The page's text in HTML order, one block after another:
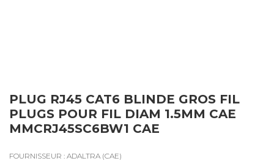
PLUG RJ45 CAT6 BLINDE GROS FIL
PLUGS POUR FIL DIAM 1.5MM CAE
MMCRJ45SC6BW1 CAE
FOURNISSEUR : ADALTRA (CAE)